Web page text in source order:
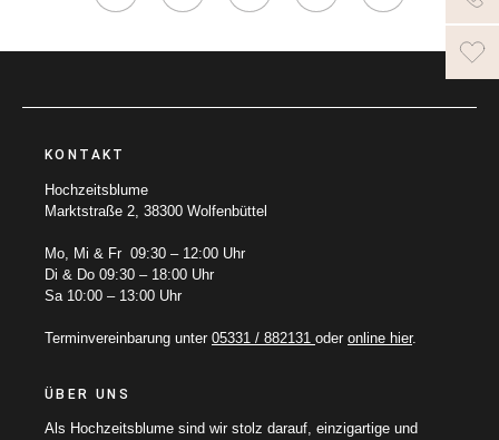
KONTAKT
Hochzeitsblume
Marktstraße 2, 38300 Wolfenbüttel
Mo, Mi & Fr 09:30 – 12:00 Uhr
Di & Do 09:30 – 18:00 Uhr
Sa 10:00 – 13:00 Uhr
Terminvereinbarung unter 05331 / 882131 oder online hier.
ÜBER UNS
Als Hochzeitsblume sind wir stolz darauf, einzigartige und